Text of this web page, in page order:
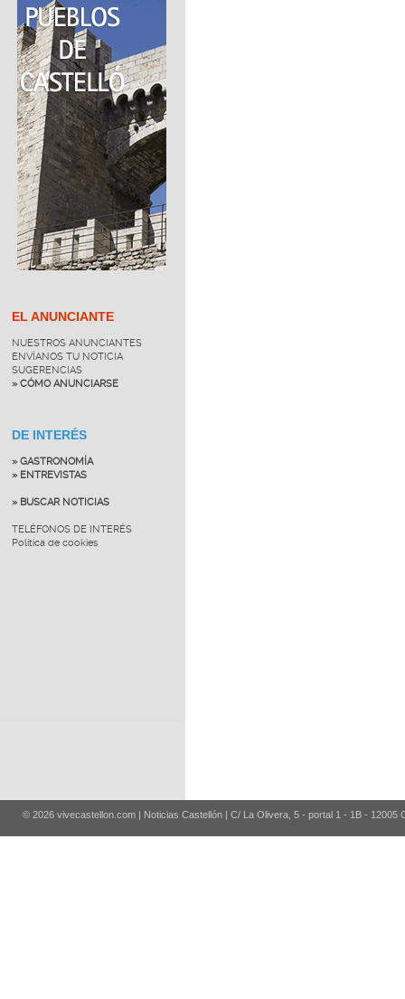
EL ANUNCIANTE
NUESTROS ANUNCIANTES
ENVÍANOS TU NOTICIA
SUGERENCIAS
» CÓMO ANUNCIARSE
DE INTERÉS
» GASTRONOMÍA
» ENTREVISTAS
» BUSCAR NOTICIAS
TELÉFONOS DE INTERÉS
Política de cookies
© 2026 vivecastellon.com | Noticias Castellón | C/ La Olivera, 5 - portal 1 - 1B - 12005